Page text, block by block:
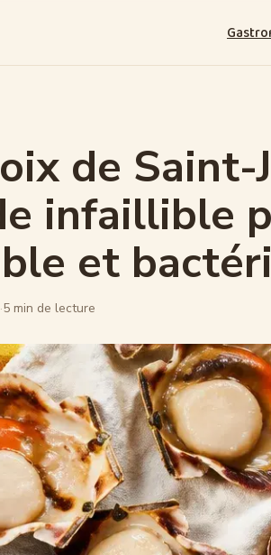
de Saint-
infaillible
et
·5 min de lecture